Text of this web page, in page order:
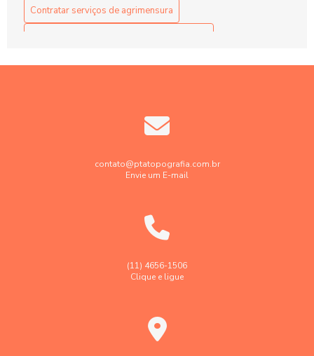
Contratar serviços de agrimensura
Empresa de georreferenciamento de imóveis rurais
Empresa de georreferenciamento de imóvel urbano
Empresa de topografia e georreferenciamento
Empresa faz levantamento topográfico georreferenciado
Georreferenciamento de imóveis rurais em sp
Laudo técnico levantamento aerofotogramétrico
contato@ptatopografia.com.br
Envie um E-mail
(11) 4656-1506
Clique e ligue